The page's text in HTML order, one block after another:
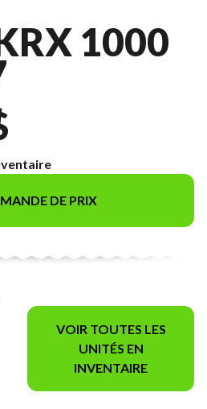
1000
DE PRIX
VOIR TOUTES LES
UNITÉS EN
INVENTAIRE